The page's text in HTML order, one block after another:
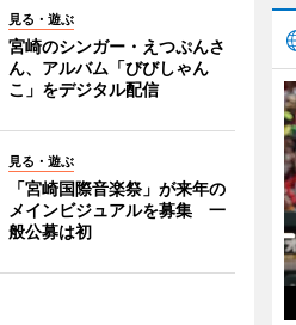
見る・遊ぶ
宮崎のシンガー・えつぷんさ
ん、アルバム「びびしゃん
こ」をデジタル配信
見る・遊ぶ
「宮崎国際音楽祭」が来年の
メインビジュアルを募集 一
般公募は初